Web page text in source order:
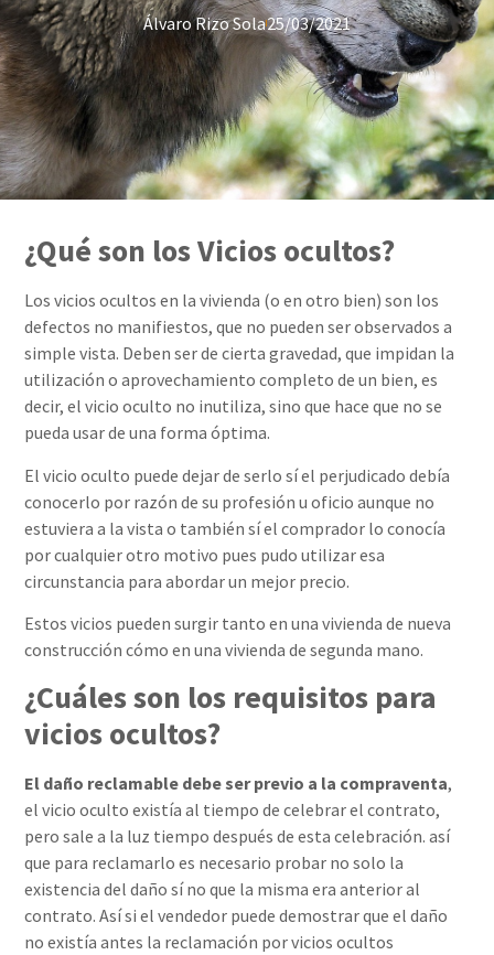
Álvaro Rizo Sola25/03/2021
¿Qué son los Vicios ocultos?
Los vicios ocultos en la vivienda (o en otro bien) son los
defectos no manifiestos, que no pueden ser observados a
simple vista. Deben ser de cierta gravedad, que impidan la
utilización o aprovechamiento completo de un bien, es
decir, el vicio oculto no inutiliza, sino que hace que no se
pueda usar de una forma óptima.
El vicio oculto puede dejar de serlo sí el perjudicado debía
conocerlo por razón de su profesión u oficio aunque no
estuviera a la vista o también sí el comprador lo conocía
por cualquier otro motivo pues pudo utilizar esa
circunstancia para abordar un mejor precio.
Estos vicios pueden surgir tanto en una vivienda de nueva
construcción cómo en una vivienda de segunda mano.
¿Cuáles son los requisitos para
vicios ocultos?
El daño reclamable debe ser previo a la compraventa,
el vicio oculto existía al tiempo de celebrar el contrato,
pero sale a la luz tiempo después de esta celebración. así
que para reclamarlo es necesario probar no solo la
existencia del daño sí no que la misma era anterior al
contrato. Así si el vendedor puede demostrar que el daño
no existía antes la reclamación por vicios ocultos